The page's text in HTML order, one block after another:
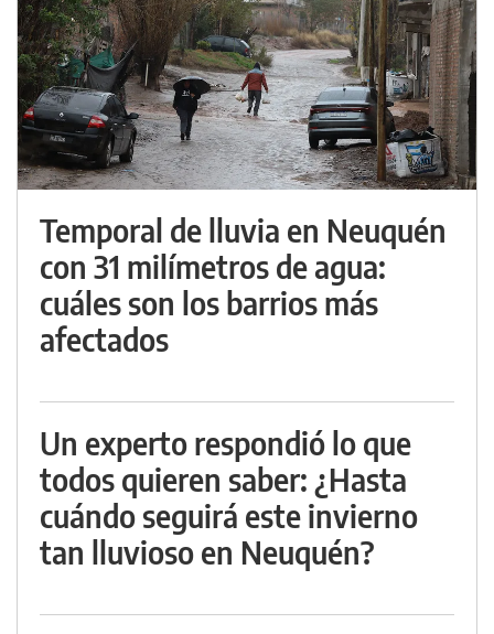
Temporal de lluvia en Neuquén
con 31 milímetros de agua:
cuáles son los barrios más
afectados
Un experto respondió lo que
todos quieren saber: ¿Hasta
cuándo seguirá este invierno
tan lluvioso en Neuquén?